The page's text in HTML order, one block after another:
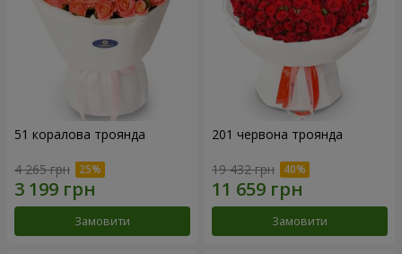
51 коралова троянда
4 265 грн
Замовити
201 червона троянда
19 432 грн
Замовити